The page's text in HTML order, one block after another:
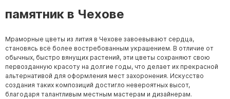
памятник в Чехове
Мраморные цветы из лития в Чехове завоевывают сердца,
становясь всё более востребованным украшением. В отличие от
обычных, быстро вянущих растений, эти цветы сохраняют свою
первозданную красоту на долгие годы, что делает их прекрасной
альтернативой для оформления мест захоронения. Искусство
создания таких композиций достигло невероятных высот,
благодаря талантливым местным мастерам и дизайнерам.